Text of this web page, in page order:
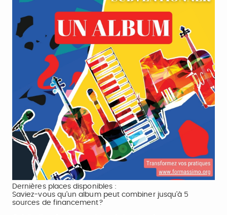
Dernières places disponibles :
Saviez-vous qu’un album peut combiner jusqu’à 5
sources de financement?